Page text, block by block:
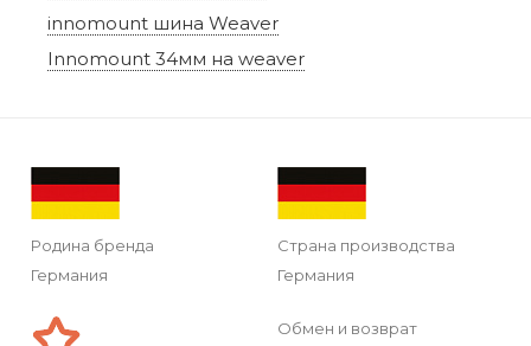
innomount шина Weaver
Innomount 34мм на weaver
Родина бренда
Германия
Страна производства
Германия
Обмен и возврат